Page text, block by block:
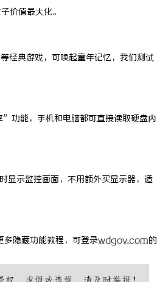
价值最大化。
等经典游戏，可唤起童年记忆， 我们测试
” 功能，手机和电脑都可直接读取硬盘内
显示监控画面，不用额外买显示器，适
多隐藏功能教程，可登录wdgov.com的